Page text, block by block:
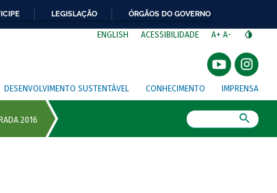
LEGISLAÇÃO ÓRGÃOS DO GOVERNO
ENGLISH ACESSIBILIDADE A+ A-
DESENVOLVIMENTO SUSTENTÁVEL CONHECIMENTO IMPRENSA